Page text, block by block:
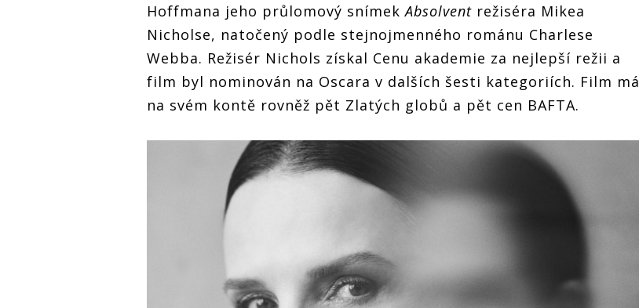
Hoffmana jeho průlomový snímekAbsolvent režiséra Mikea
Nicholse, natočený podle stejnojmenného románu Charlese
Webba. Režisér Nichols získal Cenu akademie za nejlepší režii a
film byl nominován na Oscara v dalších šesti kategoriích. Film má
na svém kontě rovněž pět Zlatých globů a pět cen BAFTA.